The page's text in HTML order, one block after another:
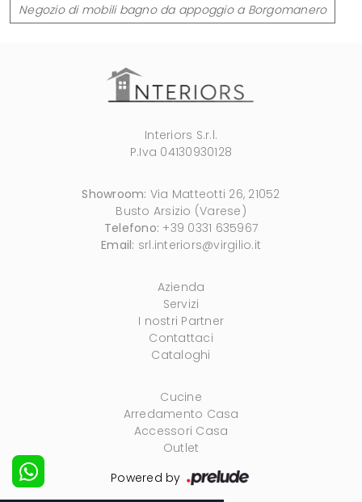
Negozio di mobili bagno da appoggio a Borgomanero
Interiors S.r.l.
P.Iva 04130930128
Showroom: Via Matteotti 26, 21052
Busto Arsizio (Varese)
Telefono: +39 0331 635967
Email: srl.interiors@virgilio.it
Azienda
Servizi
I nostri Partner
Contattaci
Cataloghi
Cucine
Arredamento Casa
Accessori Casa
Outlet
Powered by